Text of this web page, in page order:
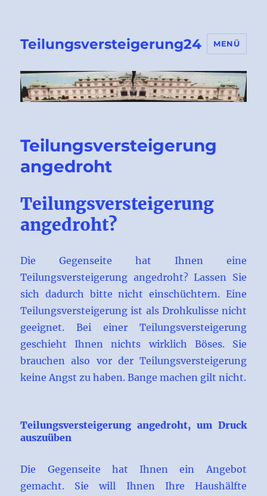
Teilungsversteigerung24 MENÜ
Teilungsversteigerung
angedroht
Teilungsversteigerung
angedroht?
Die Gegenseite hat Ihnen eine
Teilungsversteigerung angedroht? Lassen Sie
sich dadurch bitte nicht einschüchtern. Eine
Teilungsversteigerung ist als Drohkulisse nicht
geeignet. Bei einer Teilungsversteigerung
geschieht Ihnen nichts wirklich Böses. Sie
brauchen also vor der Teilungsversteigerung
keine Angst zu haben. Bange machen gilt nicht.
Teilungsversteigerung angedroht, um Druck
auszuüben
Die Gegenseite hat Ihnen ein Angebot
gemacht. Sie will Ihnen Ihre Haushälfte